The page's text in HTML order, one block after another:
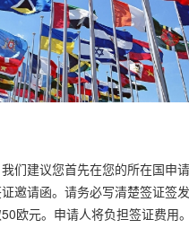
们建议您首先在您的所在国申请
邀请函。请务必写清楚签证签发
欧元。申请人将负担签证费用。